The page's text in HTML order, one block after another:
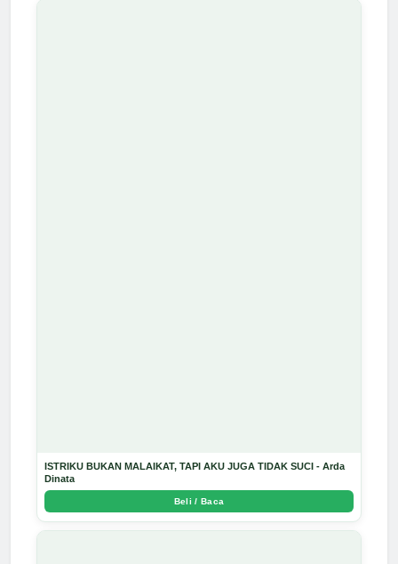
ISTRIKU BUKAN MALAIKAT, TAPI AKU JUGA TIDAK SUCI - Arda
Dinata
Beli / Baca